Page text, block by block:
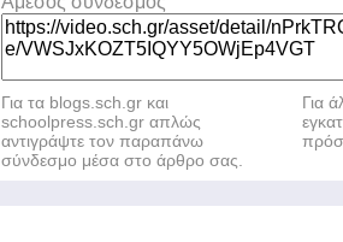
Για τα blogs.sch.gr και
schoolpress.sch.gr απλώς
αντιγράψτε τον παραπάνω
σύνδεσμο μέσα στο άρθρο σας.
Για